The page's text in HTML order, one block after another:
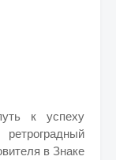
к успеху
в Знаке